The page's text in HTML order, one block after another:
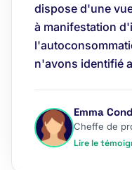
dispose d'une
à manifestation
n'avons identifié
Emma
Lire le